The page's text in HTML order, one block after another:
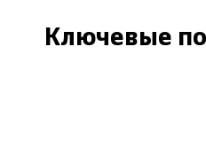
Ключевые